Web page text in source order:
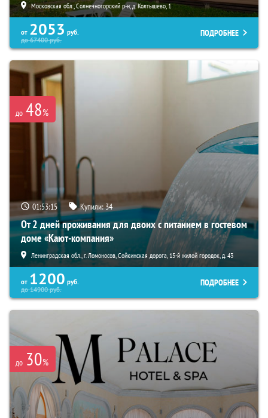
Московская обл., Солнечногорский р-н, д. Колтышево, 1
от 2053 руб.
до67400руб.
ПОДРОБНЕЕ
до 48%
01:53:13 Купили:34
От 2 дней проживания для двоих с питанием в гостевом
доме «Кают-компания»
Ленинградская обл., г. Ломоносов, Сойкинская дорога, 15-й жилой городок, д. 43
от 1200 руб.
до14900руб.
ПОДРОБНЕЕ
до 30%